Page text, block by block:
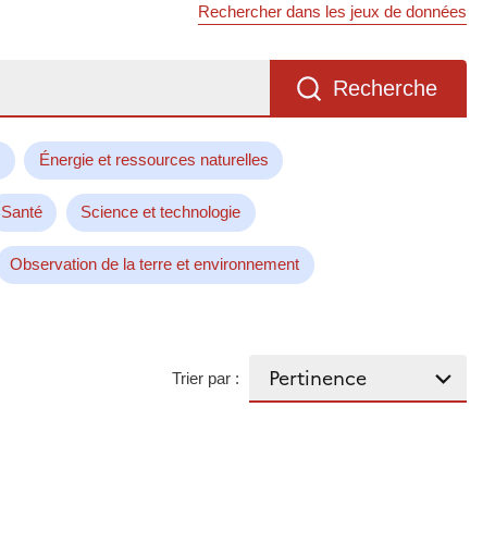
Rechercher dans les jeux de données
Recherche
Énergie et ressources naturelles
Santé Science et technologie
Observation de la terre et environnement
Trier par :